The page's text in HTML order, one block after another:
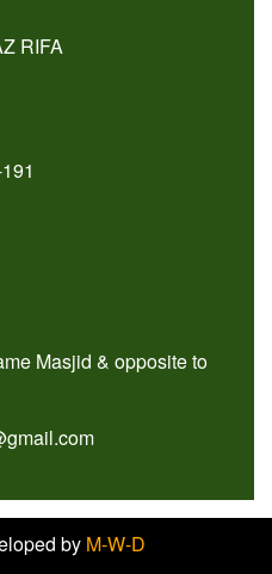
RIFA
Masjid & opposite to
by M-W-D